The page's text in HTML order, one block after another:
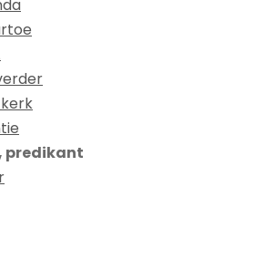
kerk
predikant